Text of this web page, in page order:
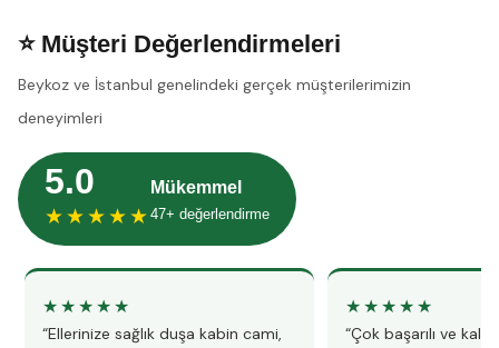
⭐ Müşteri Değerlendirmeleri
Beykoz ve İstanbul genelindeki gerçek müşterilerimizin
deneyimleri
5.0
★★★★★
Mükemmel
47+ değerlendirme
★★★★★
“Ellerinize sağlık duşa kabin cami,
★★★★★
“Çok başarılı ve